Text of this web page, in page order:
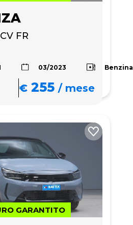
FR
03/2023 Benzina
€ 255 /mese
GARANTITO